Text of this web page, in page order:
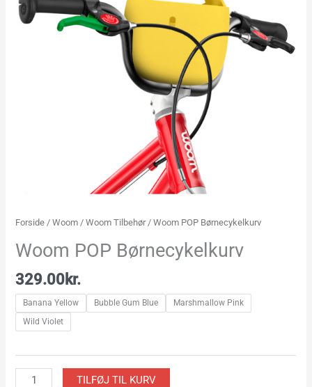
Forside /Woom /Woom Tilbehør/ Woom POP Børnecykelkurv
Woom POP Børnecykelkurv
329.00kr.
Banana Yellow Bubble Gum Blue
Marshmallow Pink
Wild Violet
TILFØJ TIL KURV